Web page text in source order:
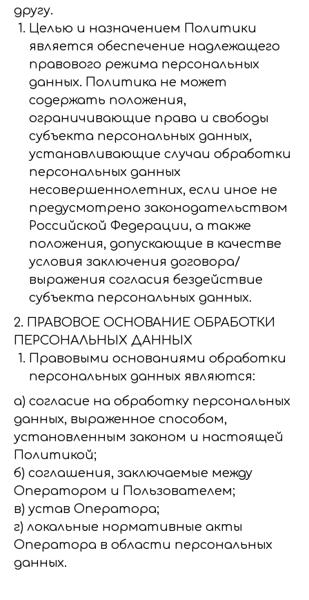
другу.
Целью и назначением Политики
является обеспечение надлежащего
правового режима персональных
данных. Политика не может
содержать положения,
ограничивающие права и свободы
субъекта персональных данных,
устанавливающие случаи обработки
персональных данных
несовершеннолетних, если иное не
предусмотрено законодательством
Российской Федерации, а также
положения, допускающие в качестве
условия заключения договора/
выражения согласия бездействие
субъекта персональных данных.
2. ПРАВОВОЕ ОСНОВАНИЕ ОБРАБОТКИ
ПЕРСОНАЛЬНЫХ ДАННЫХ
Правовыми основаниями обработки
персональных данных являются:
а) согласие на обработку персональных
данных, выраженное способом,
установленным законом и настоящей
Политикой;
б) соглашения, заключаемые между
Оператором и Пользователем;
в) устав Оператора;
г) локальные нормативные акты
Оператора в области персональных
данных.